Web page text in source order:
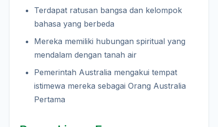
Terdapat ratusan bangsa dan kelompok
bahasa yang berbeda
Mereka memiliki hubungan spiritual yang
mendalam dengan tanah air
Pemerintah Australia mengakui tempat
istimewa mereka sebagai Orang Australia
Pertama